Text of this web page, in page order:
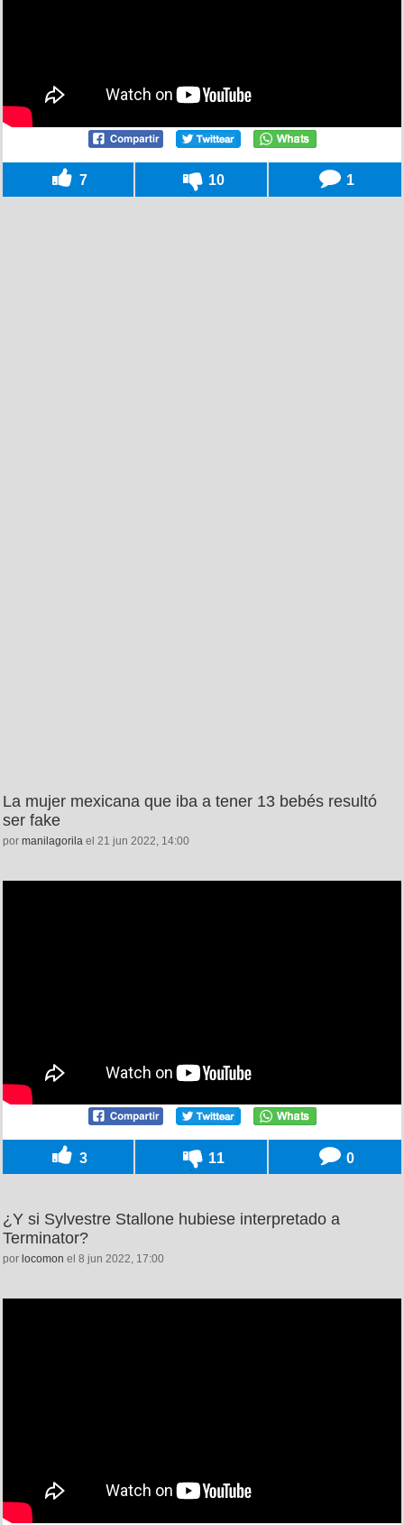
7 10 1
La mujer mexicana que iba a tener 13 bebés resultó
ser fake
por manilagorila el 21 jun 2022, 14:00
3 11 0
¿Y si Sylvestre Stallone hubiese interpretado a
Terminator?
por locomon el 8 jun 2022, 17:00